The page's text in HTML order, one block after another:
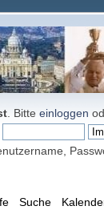
. Bitteeinloggen
Suche